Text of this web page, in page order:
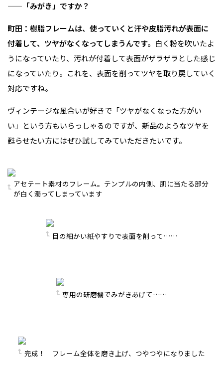
——「みがき」ですか？
町田：樹脂フレームは、使っていくと汗や皮脂汚れが表面に
付着して、ツヤがなくなってしまうんです。 白く粉を吹いたよ
うになっていたり、汚れが付着して表面がザラザラとした感じ
になっていたり。これを、表面を削ってツヤを取り戻していく
対応ですね。
ヴィンテージな風合いが好きで「ツヤがなくなった方がい
い」という方もいらっしゃるのですが、新品のようなツヤを
甦らせたい方にはぜひ試してみていただきたいです。
アセテート素材のフレーム。テンプルの内側、肌に当たる部分
が白く濁ってしまっています
目の細かい紙やすりで表面を削って……
専用の研磨機でみがきあげて……
完成！ フレーム全体を磨き上げ、つやつやになりました